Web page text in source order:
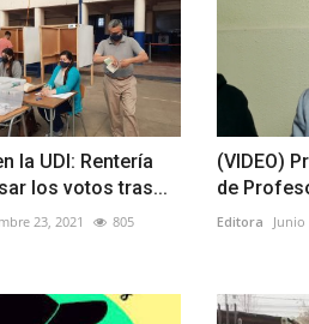
la UDI: Rentería
los votos tras...
23, 2021 805
(VIDEO)
de
Editora Junio